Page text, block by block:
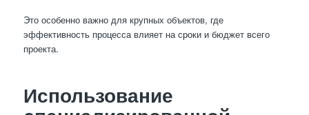
Это особенно важно для крупных объектов, где
эффективность процесса влияет на сроки и бюджет всего
проекта.
Использование